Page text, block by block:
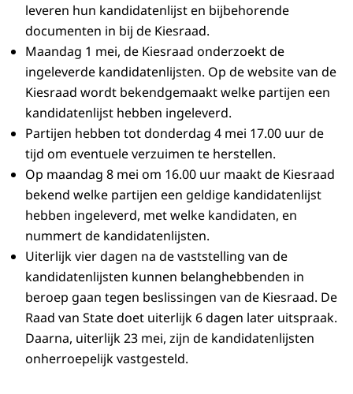
leveren hun kandidatenlijst en bijbehorende
documenten in bij de Kiesraad.
Maandag 1 mei, de Kiesraad onderzoekt de
ingeleverde kandidatenlijsten. Op de website van de
Kiesraad wordt bekendgemaakt welke partijen een
kandidatenlijst hebben ingeleverd.
Partijen hebben tot donderdag 4 mei 17.00 uur de
tijd om eventuele verzuimen te herstellen.
Op maandag 8 mei om 16.00 uur maakt de Kiesraad
bekend welke partijen een geldige kandidatenlijst
hebben ingeleverd, met welke kandidaten, en
nummert de kandidatenlijsten.
Uiterlijk vier dagen na de vaststelling van de
kandidatenlijsten kunnen belanghebbenden in
beroep gaan tegen beslissingen van de Kiesraad. De
Raad van State doet uiterlijk 6 dagen later uitspraak.
Daarna, uiterlijk 23 mei, zijn de kandidatenlijsten
onherroepelijk vastgesteld.